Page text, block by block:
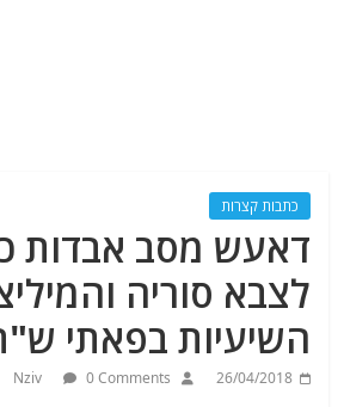
כתבות קצרות
דאעש מסב אבדות
לצבא סוריה
השיעיות בפאתי
26/04/2018
Nziv 0 Comments